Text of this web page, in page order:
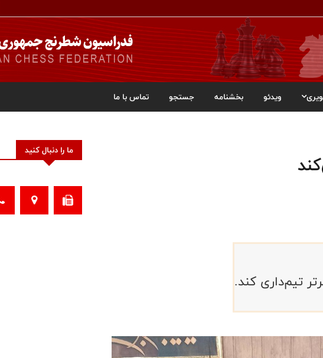
ویدئو بخشنامه جستجو تماس با ما
تیم‌داری کند.
ما را دنبال کنید